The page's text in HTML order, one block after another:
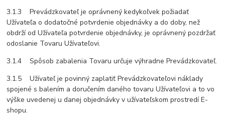
3.1.3 Prevádzkovateľ je oprávnený kedykoľvek požiadať
Užívateľa o dodatočné potvrdenie objednávky a do doby, než
obdrží od Užívateľa potvrdenie objednávky, je oprávnený pozdržať
odoslanie Tovaru Užívateľovi.
3.1.4 Spôsob zabalenia Tovaru určuje výhradne Prevádzkovateľ.
3.1.5 Užívateľ je povinný zaplatiť Prevádzkovateľovi náklady
spojené s balením a doručením daného tovaru Užívateľovi a to vo
výške uvedenej u danej objednávky v užívateľskom prostredí E-
shopu.